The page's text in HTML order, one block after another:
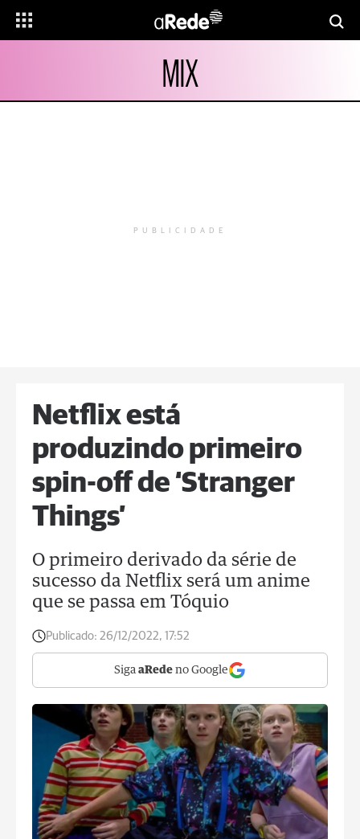
MIX
PUBLICIDADE
Netflix está
produzindo primeiro
spin-off de ‘Stranger
Things’
O primeiro derivado da série de
sucesso da Netflix será um anime
que se passa em Tóquio
Publicado: 26/12/2022, 17:52
Siga aRede no Google